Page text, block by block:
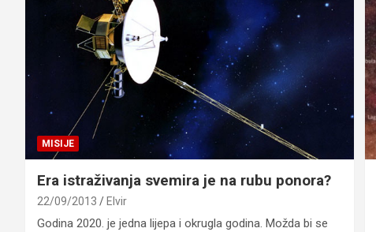
MISIJE
Era istraživanja svemira je na rubu ponora?
22/09/2013 Elvir
Godina 2020. je jedna lijepa i okrugla godina. Možda bi se